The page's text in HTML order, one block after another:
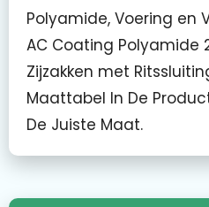
Polyamide, Voering en
AC Coating Polyamide
Zijzakken met
Maattabel In De
De Juiste Maat.